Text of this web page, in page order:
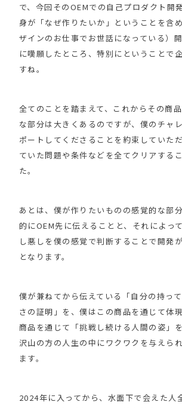
で、今回そのOEMでの自己プロダクト開
身が「なぜ作りたいか」ということを含
ザインのお仕事でお世話になっている）
に嘆願したところ、特別にということで
すね。
全てのことを踏まえて、これからその商
な部分は大きくあるのですが、僕のチャ
ポートしてくださることを約束していた
ていた問題や条件などを全てクリアする
た。
あとは、僕が作りたいものの感覚的な部
的にOEM先に伝えることと、それによっ
し悪しを僕の感覚で判断することで開発
となります。
僕が兼ねてから伝えている「自分の持っ
さの証明」を、僕はこの商品を通じて体
商品を通じて「挑戦し続ける人間の姿」
沢山の方の人生の中にワクワクを与えら
ます。
2024年に入ってから、水面下で会えた人